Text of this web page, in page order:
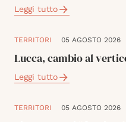
Leggi tutto
TERRITORI 05 AGOSTO 2026
Lucca, cambio al
Leggi tutto
TERRITORI 05 AGOSTO 2026